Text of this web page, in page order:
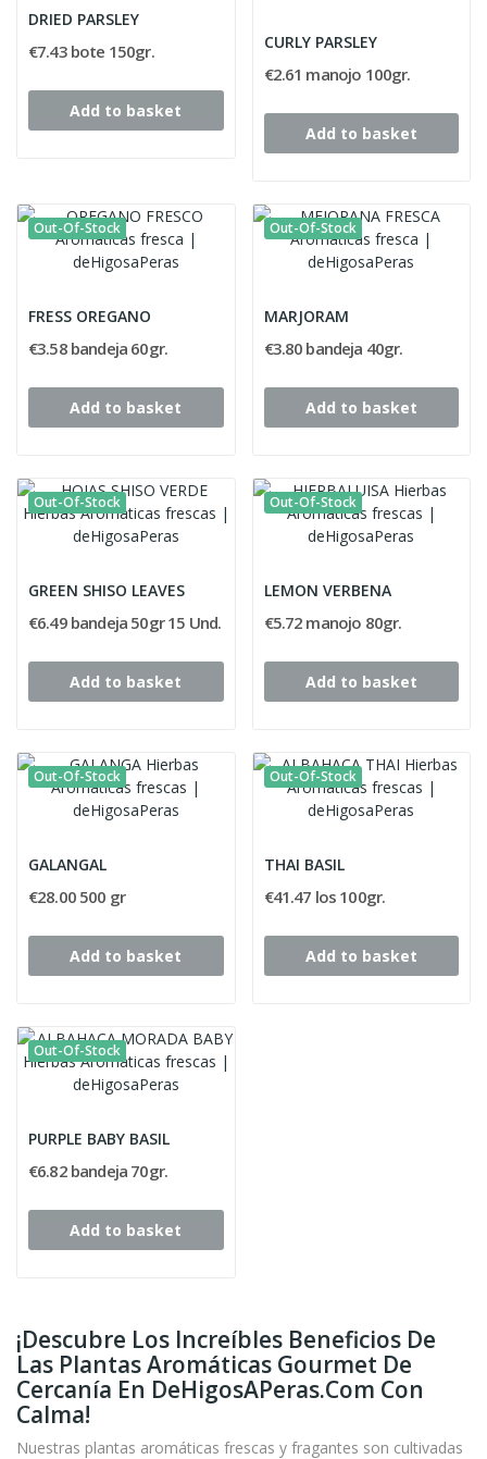
DRIED PARSLEY
€7.43 bote 150gr.
Add to basket
CURLY PARSLEY
€2.61 manojo 100gr.
Add to basket
Out-Of-Stock
FRESS OREGANO
€3.58 bandeja 60gr.
Add to basket
Out-Of-Stock
MARJORAM
€3.80 bandeja 40gr.
Add to basket
Out-Of-Stock
GREEN SHISO LEAVES
€6.49 bandeja 50gr 15 Und.
Add to basket
Out-Of-Stock
LEMON VERBENA
€5.72 manojo 80gr.
Add to basket
Out-Of-Stock
GALANGAL
€28.00 500 gr
Add to basket
Out-Of-Stock
THAI BASIL
€41.47 los 100gr.
Add to basket
Out-Of-Stock
PURPLE BABY BASIL
€6.82 bandeja 70gr.
Add to basket
¡Descubre Los Increíbles Beneficios De
Las Plantas Aromáticas Gourmet De
Cercanía En DeHigosAPeras.com Con
Calma!
Nuestras plantas aromáticas frescas y fragantes son cultivadas